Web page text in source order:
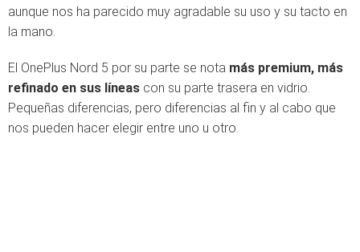
aunque nos ha parecido muy agradable su uso y su tacto en
la mano.
El OnePlus Nord 5 por su parte se nota más premium, más
refinado en sus líneas con su parte trasera en vidrio.
Pequeñas diferencias, pero diferencias al fin y al cabo que
nos pueden hacer elegir entre uno u otro.